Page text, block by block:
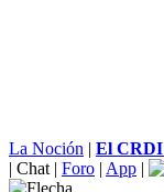
La Noción | El CRDI
| Chat | Foro | App |